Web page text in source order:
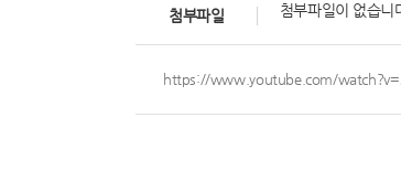
첨부파일 첨부파일이 없습니
https://www.youtube.com/